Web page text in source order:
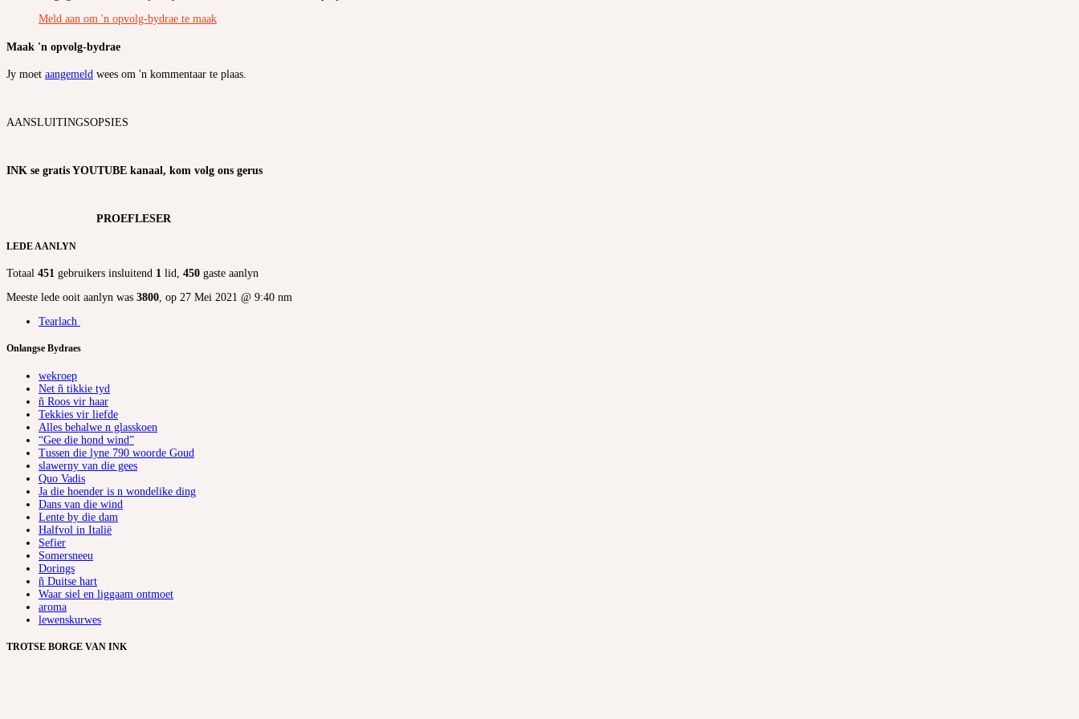
Meld aan om 'n opvolg-bydrae te maak
Maak 'n opvolg-bydrae
Jy moet aangemeld wees om 'n kommentaar te plaas.
AANSLUITINGSOPSIES
INK se gratis YOUTUBE kanaal, kom volg ons gerus
PROEFLESER
LEDE AANLYN
Totaal 451 gebruikers insluitend 1 lid, 450 gaste aanlyn
Meeste lede ooit aanlyn was 3800, op 27 Mei 2021 @ 9:40 nm
Tearlach
Onlangse Bydraes
wekroep
Net ñ tikkie tyd
ñ Roos vir haar
Tekkies vir liefde
Alles behalwe n glasskoen
“Gee die hond wind”
Tussen die lyne 790 woorde Goud
slawerny van die gees
Quo Vadis
Ja die hoender is n wondelike ding
Dans van die wind
Lente by die dam
Halfvol in Italië
Sefier
Somersneeu
Dorings
ñ Duitse hart
Waar siel en liggaam ontmoet
aroma
lewenskurwes
TROTSE BORGE VAN INK